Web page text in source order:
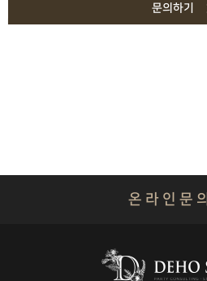
문의하기
온 라 인 문 의